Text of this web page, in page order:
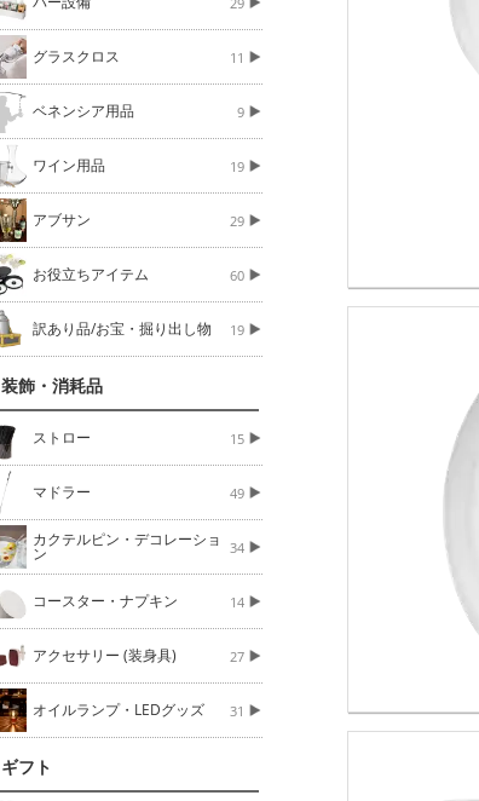
グラスクロス 11
ベネンシア用品 9
ワイン用品 19
アブサン 29
お役立ちアイテム 60
訳あり品/お宝・掘り出し物 19
装飾・消耗品
ストロー 15
マドラー 49
カクテルピン・デコレーショ
ン 34
コースター・ナプキン 14
アクセサリー (装身具) 27
オイルランプ・LEDグッズ 31
ギフト